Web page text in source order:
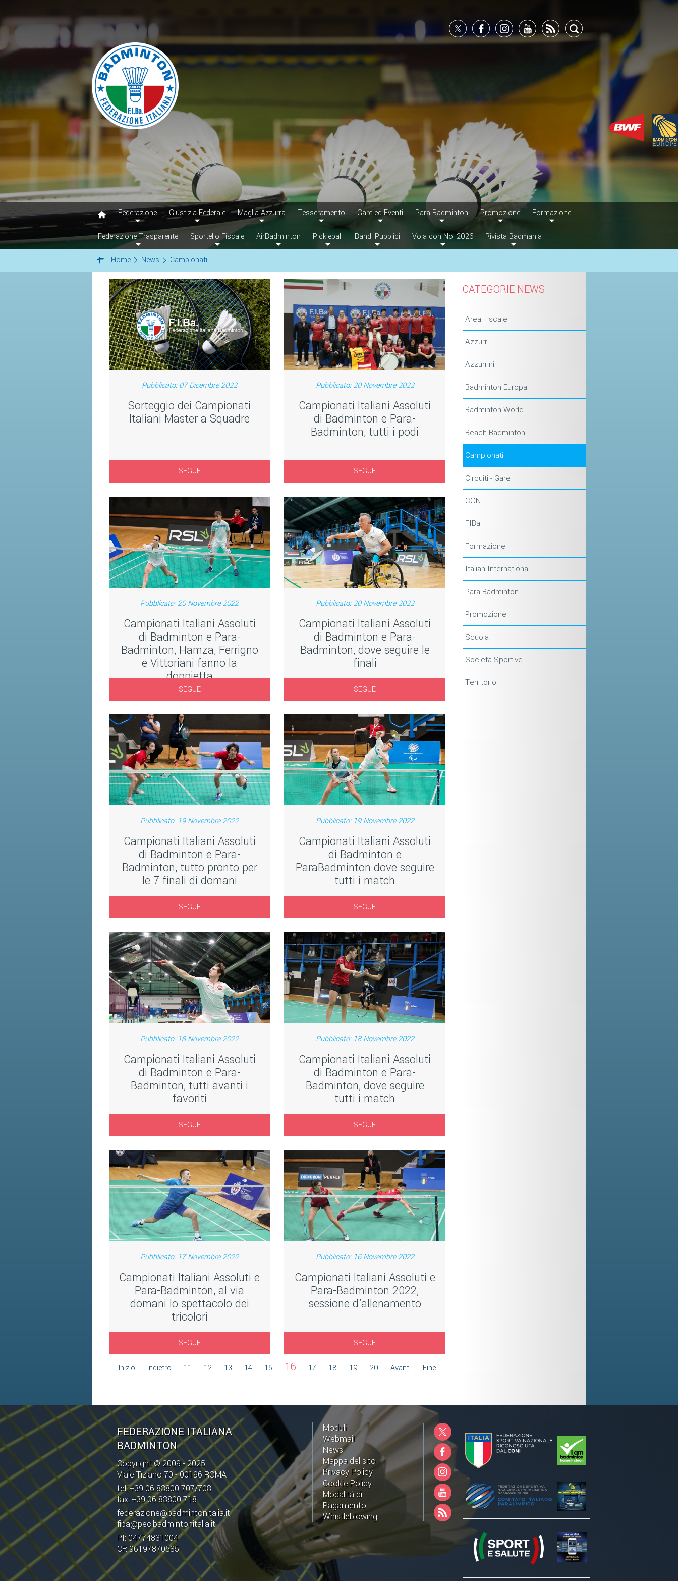
Federazione Giustizia Federale Maglia Azzurra Tesseramento Gare ed Eventi Para Badminton Promozione Formazione
Federazione Trasparente Sportello Fiscale AirBadminton Pickleball Bandi Pubblici Vola con Noi 2026 Rivista Badmania
Home News Campionati
Pubblicato: 07 Dicembre 2022
Sorteggio dei Campionati
Italiani Master a Squadre
SEGUE
Pubblicato: 20 Novembre 2022
Campionati Italiani Assoluti
di Badminton e Para-
Badminton, tutti i podi
SEGUE
Pubblicato: 20 Novembre 2022
Campionati Italiani Assoluti
di Badminton e Para-
Badminton, Hamza, Ferrigno
e Vittoriani fanno la
doppietta
SEGUE
Pubblicato: 20 Novembre 2022
Campionati Italiani Assoluti
di Badminton e Para-
Badminton, dove seguire le
finali
SEGUE
Pubblicato: 19 Novembre 2022
Campionati Italiani Assoluti
di Badminton e Para-
Badminton, tutto pronto per
le 7 finali di domani
SEGUE
Pubblicato: 19 Novembre 2022
Campionati Italiani Assoluti
di Badminton e
ParaBadminton dove seguire
tutti i match
SEGUE
Pubblicato: 18 Novembre 2022
Campionati Italiani Assoluti
di Badminton e Para-
Badminton, tutti avanti i
favoriti
SEGUE
Pubblicato: 18 Novembre 2022
Campionati Italiani Assoluti
di Badminton e Para-
Badminton, dove seguire
tutti i match
SEGUE
Pubblicato: 17 Novembre 2022
Campionati Italiani Assoluti e
Para-Badminton, al via
domani lo spettacolo dei
tricolori
SEGUE
Pubblicato: 16 Novembre 2022
Campionati Italiani Assoluti e
Para-Badminton 2022,
sessione d'allenamento
SEGUE
Inizio Indietro 11 12 13 14 15 16 17 18 19 20 Avanti Fine
CATEGORIE NEWS
Area Fiscale
Azzurri
Azzurrini
Badminton Europa
Badminton World
Beach Badminton
Campionati
Circuiti - Gare
CONI
FIBa
Formazione
Italian International
Para Badminton
Promozione
Scuola
Società Sportive
Territorio
FEDERAZIONE ITALIANA
BADMINTON
Copyright © 2009 - 2025
Viale Tiziano 70 - 00196 ROMA
tel: +39 06 83800 707/708
fax: +39 06 83800 718
federazione@badmintonitalia.it
fiba@pec.badmintonitalia.it
PI: 04774831004
CF: 96197870585
Moduli
Webmail
News
Mappa del sito
Privacy Policy
Cookie Policy
Modalità di
Pagamento
Whistleblowing